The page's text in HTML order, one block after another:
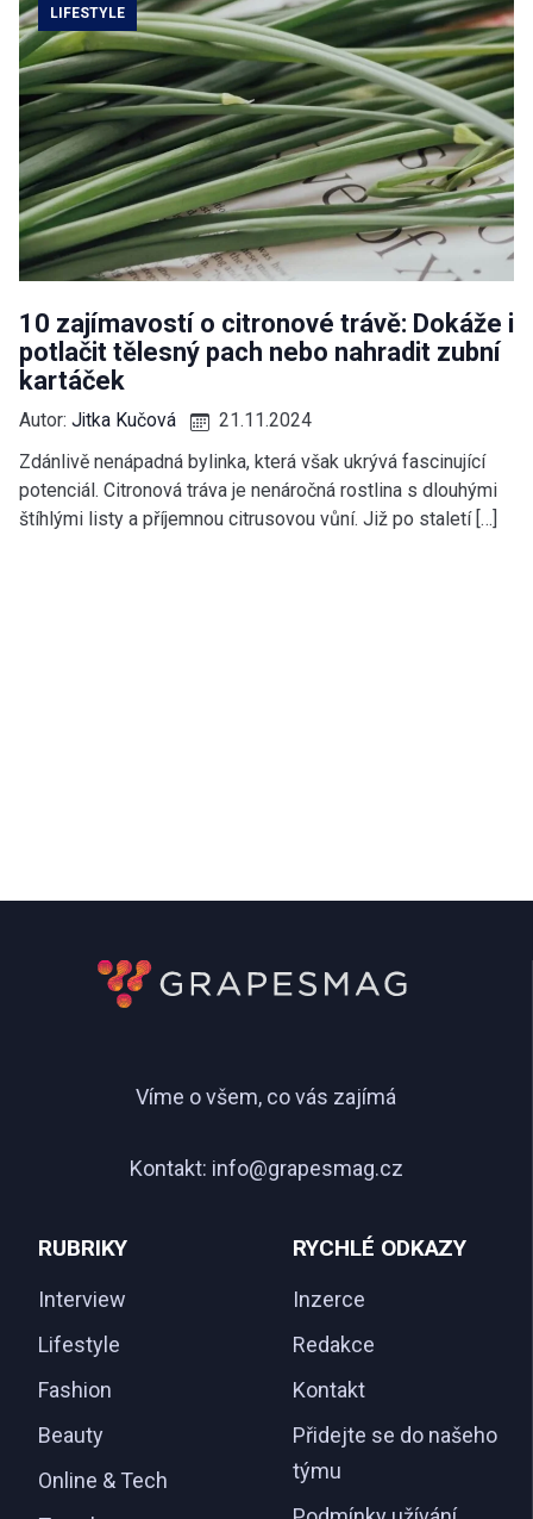
LIFESTYLE
10 zajímavostí o citronové trávě: Dokáže i
potlačit tělesný pach nebo nahradit zubní
kartáček
Autor: Jitka Kučová
21.11.2024
Zdánlivě nenápadná bylinka, která však ukrývá fascinující
potenciál. Citronová tráva je nenáročná rostlina s dlouhými
štíhlými listy a příjemnou citrusovou vůní. Již po staletí […]
Víme o všem, co vás zajímá
Kontakt: info@grapesmag.cz
RUBRIKY
Interview
Lifestyle
Fashion
Beauty
Online & Tech
RYCHLÉ ODKAZY
Inzerce
Redakce
Kontakt
Přidejte se do našeho
týmu